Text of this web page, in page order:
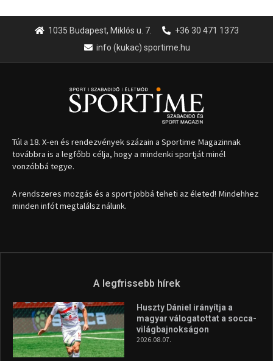
1035 Budapest, Miklós u. 7.
+36 30 471 1373
info (kukac) sportime.hu
Túl a 18. X-en és rendezvények százain a Sportime Magazinnak
továbbra is a legfőbb célja, hogy a mindenki sportját minél
vonzóbbá tegye.
A rendszeres mozgás és a sport jobbá teheti az életed! Mindehhez
minden infót megtalálsz nálunk.
A legfrissebb hírek
Huszty Dániel irányítja a
magyar válogatottat a socca-
világbajnokságon
2026.08.07.